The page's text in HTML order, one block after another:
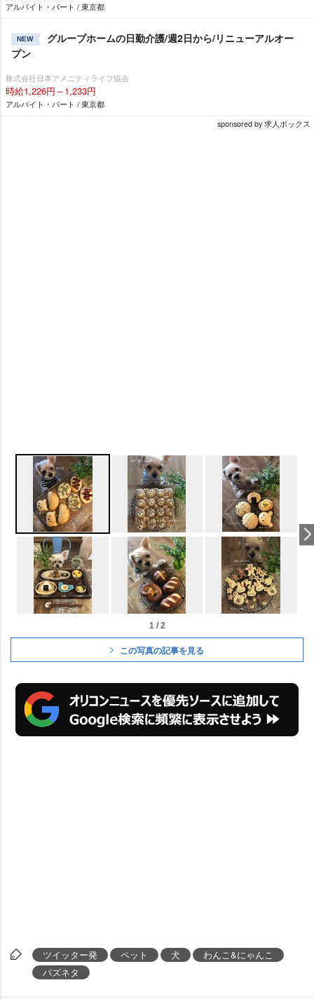
アルバイト・パート / 東京都
NEW
グループホームの日勤介護/週2日から/リニューアルオー
プン
株式会社日本アメニティライフ協会
時給1,226円～1,233円
アルバイト・パート / 東京都
sponsored by 求人ボックス
1 / 2
この写真の記事を見る
ツイッター発 ペット 犬
わんこ&にゃんこ
バズネタ